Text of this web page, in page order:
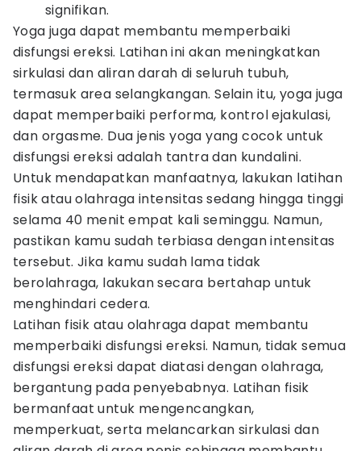
signifikan.
Yoga juga dapat membantu memperbaiki
disfungsi ereksi. Latihan ini akan meningkatkan
sirkulasi dan aliran darah di seluruh tubuh,
termasuk area selangkangan. Selain itu, yoga juga
dapat memperbaiki performa, kontrol ejakulasi,
dan orgasme. Dua jenis yoga yang cocok untuk
disfungsi ereksi adalah tantra dan kundalini.
Untuk mendapatkan manfaatnya, lakukan latihan
fisik atau olahraga intensitas sedang hingga tinggi
selama 40 menit empat kali seminggu. Namun,
pastikan kamu sudah terbiasa dengan intensitas
tersebut. Jika kamu sudah lama tidak
berolahraga, lakukan secara bertahap untuk
menghindari cedera.
Latihan fisik atau olahraga dapat membantu
memperbaiki disfungsi ereksi. Namun, tidak semua
disfungsi ereksi dapat diatasi dengan olahraga,
bergantung pada penyebabnya. Latihan fisik
bermanfaat untuk mengencangkan,
memperkuat, serta melancarkan sirkulasi dan